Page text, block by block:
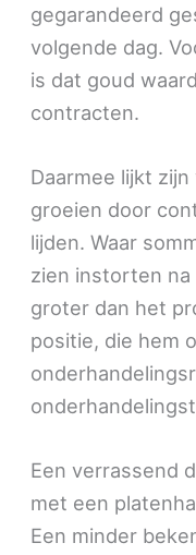
gegarandeerd
volgende dag.
is dat goud
contracten.
Daarmee lijkt
groeien door
lijden. Waar
zien instorten na
groter dan het
positie, die hem
Een verrassend
met een
Een minder